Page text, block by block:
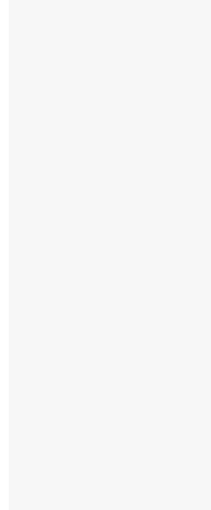
Останнім часом
зовсім юних: підлітків
сказати наступне. З
позитивна тенденція. Ми,
зміну, навчати нове
церковного духу. Тим не
вимагати від дітей
щодо церковного
школярі, то для них на
Навіть у випадку, якщо
У таких випадках краще
прислужників, де
показувати їм належний
будуть допомагати їм
благочестя. Звичайно,
громади. У невеликих
страждають від того, що
помічників. Натомість,
кількістю молоді, часто
явище: вівтар та
не допомагають, але,
священику. Частина з
що в них самих є
сказали їм батьки,
вівтаря потрапили «за